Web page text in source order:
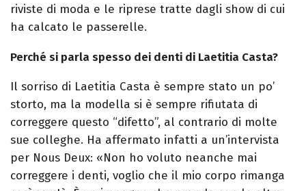
riviste di moda e le riprese tratte dagli show di cui
ha calcato le passerelle.
Perché si parla spesso dei denti di Laetitia Casta?
Il sorriso di Laetitia Casta è sempre stato un po’
storto, ma la modella si è sempre rifiutata di
correggere questo “difetto”, al contrario di molte
sue colleghe. Ha affermato infatti a un’intervista
per Nous Deux: «Non ho voluto neanche mai
correggere i denti, voglio che il mio corpo rimanga